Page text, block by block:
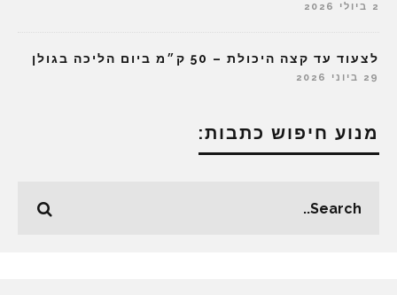
2 ביולי 2026
לצעוד עד קצה היכולת – 50 ק״מ ביום הליכה בגולן
29 ביוני 2026
מנוע חיפוש כתבות: